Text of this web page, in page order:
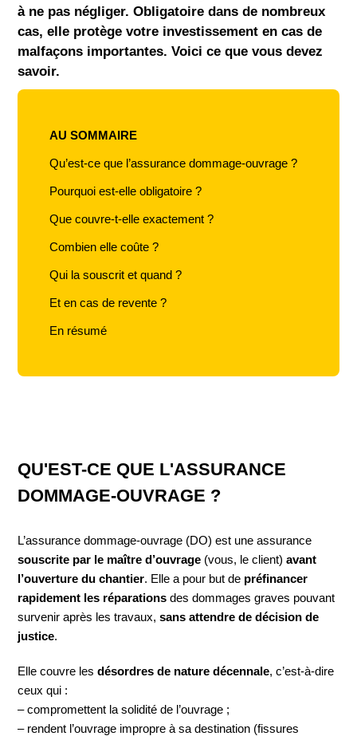
à ne pas négliger. Obligatoire dans de nombreux
cas, elle protège votre investissement en cas de
malfaçons importantes. Voici ce que vous devez
savoir.
AU SOMMAIRE
Qu’est-ce que l’assurance dommage-ouvrage ?
Pourquoi est-elle obligatoire ?
Que couvre-t-elle exactement ?
Combien elle coûte ?
Qui la souscrit et quand ?
Et en cas de revente ?
En résumé
QU'EST-CE QUE L'ASSURANCE
DOMMAGE-OUVRAGE ?
L’assurance dommage-ouvrage (DO) est une assurance
souscrite par le maître d’ouvrage (vous, le client)avant
l’ouverture du chantier. Elle a pour but de préfinancer
rapidement les réparations des dommages graves pouvant
survenir après les travaux,sans attendre de décision de
justice.
Elle couvre lesdésordres de nature décennale, c’est-à-dire
ceux qui :
– compromettent la solidité de l’ouvrage ;
– rendent l’ouvrage impropre à sa destination (fissures